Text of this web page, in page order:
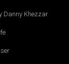
Danny Khezzar